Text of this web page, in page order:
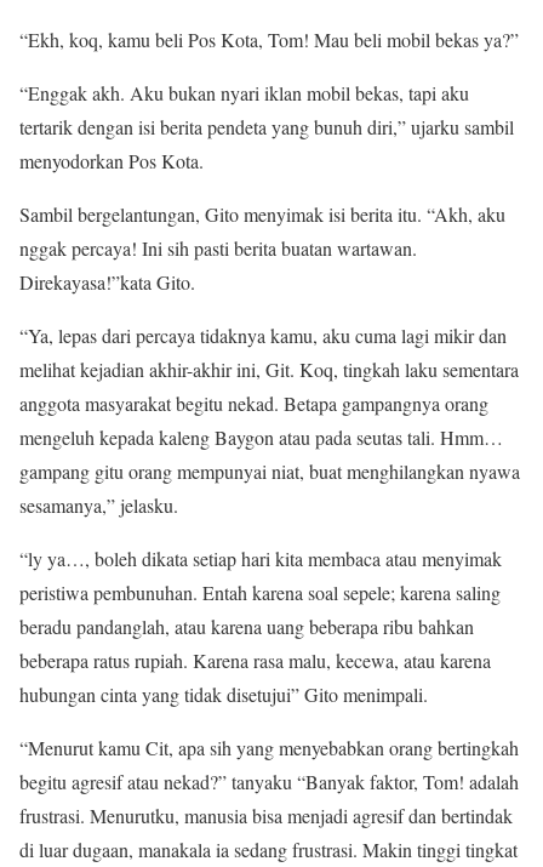
“Ekh, koq, kamu beli Pos Kota, Tom! Mau beli mobil bekas ya?”
“Enggak akh. Aku bukan nyari iklan mobil bekas, tapi aku
tertarik dengan isi berita pendeta yang bunuh diri,” ujarku sambil
menyodorkan Pos Kota.
Sambil bergelantungan, Gito menyimak isi berita itu. “Akh, aku
nggak percaya! Ini sih pasti berita buatan wartawan.
Direkayasa!”kata Gito.
“Ya, lepas dari percaya tidaknya kamu, aku cuma lagi mikir dan
melihat kejadian akhir-akhir ini, Git. Koq, tingkah laku sementara
anggota masyarakat begitu nekad. Betapa gampangnya orang
mengeluh kepada kaleng Baygon atau pada seutas tali. Hmm…
gampang gitu orang mempunyai niat, buat menghilangkan nyawa
sesamanya,” jelasku.
“ly ya…, boleh dikata setiap hari kita membaca atau menyimak
peristiwa pembunuhan. Entah karena soal sepele; karena saling
beradu pandanglah, atau karena uang beberapa ribu bahkan
beberapa ratus rupiah. Karena rasa malu, kecewa, atau karena
hubungan cinta yang tidak disetujui” Gito menimpali.
“Menurut kamu Cit, apa sih yang menyebabkan orang bertingkah
begitu agresif atau nekad?” tanyaku “Banyak faktor, Tom! adalah
frustrasi. Menurutku, manusia bisa menjadi agresif dan bertindak
di luar dugaan, manakala ia sedang frustrasi. Makin tinggi tingkat